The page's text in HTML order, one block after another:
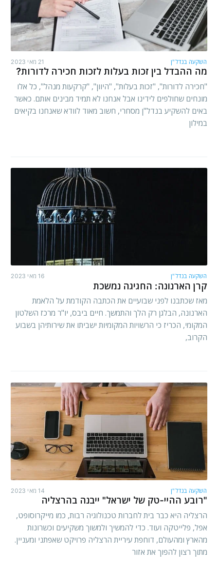
השקעה בנדל"ן 21 מאי 2023
מה ההבדל בין זכות בעלות לזכות חכירה לדורות?
"חכירה לדורות", "זכות בעלות", "היוון", "קרקעות מנהל", כל אלו
מונחים שחולפים לידינו אבל אנחנו לא תמיד מבינים אותם. כאשר
באים להשקיע בנדל"ן מסחרי, חשוב מאוד לוודא שאנחנו בקיאים
במילון
השקעה בנדל"ן 16 מאי 2023
קרן הארנונה: החגיגה נמשכת
מאז שכתבנו לפני שבועיים את הכתבה הקודמת על הלאמת
הארנונה, הבלגן רק הלך והתמשך. חיים ביבס, יו"ר מרכז השלטון
המקומי, הכריז כי הרשויות המקומיות ישביתו את שירותיהן בשבוע
הקרוב,
השקעה בנדל"ן 14 מאי 2023
"רובע ההיי-טק של ישראל" ייבנה בהרצליה
הרצליה היא כבר בית לחברות טכנולוגיה רבות, כמו מייקרוסופט,
אפל, פלייטקה ועוד. כדי להמשיך ולמשוך משקיעים וכשרונות
מהארץ ומהעולם, דוחפת עיריית הרצליה פרויקט שאפתני ומעניין.
מתוך רצון להפוך את אזור